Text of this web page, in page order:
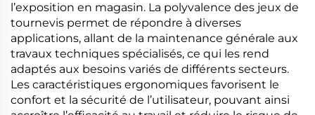
l’exposition en magasin. La polyvalence des jeux de
tournevis permet de répondre à diverses
applications, allant de la maintenance générale aux
travaux techniques spécialisés, ce qui les rend
adaptés aux besoins variés de différents secteurs.
Les caractéristiques ergonomiques favorisent le
confort et la sécurité de l’utilisateur, pouvant ainsi